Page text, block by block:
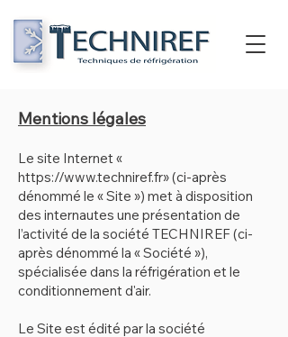
Mentions légales
Le site Internet «
https://www.techniref.fr» (ci-après
dénommé le « Site ») met à disposition
des internautes une présentation de
l’activité de la société TECHNIREF (ci-
après dénommé la « Société »),
spécialisée dans la réfrigération et le
conditionnement d'air.
Le Site est édité par la société